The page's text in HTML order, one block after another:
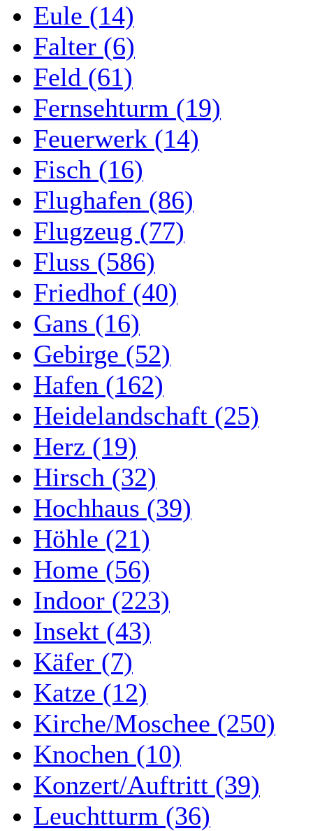
Eule (14)
Falter (6)
Feld (61)
Fernsehturm (19)
Feuerwerk (14)
Fisch (16)
Flughafen (86)
Flugzeug (77)
Fluss (586)
Friedhof (40)
Gans (16)
Gebirge (52)
Hafen (162)
Heidelandschaft (25)
Herz (19)
Hirsch (32)
Hochhaus (39)
Höhle (21)
Home (56)
Indoor (223)
Insekt (43)
Käfer (7)
Katze (12)
Kirche/Moschee (250)
Knochen (10)
Konzert/Auftritt (39)
Leuchtturm (36)